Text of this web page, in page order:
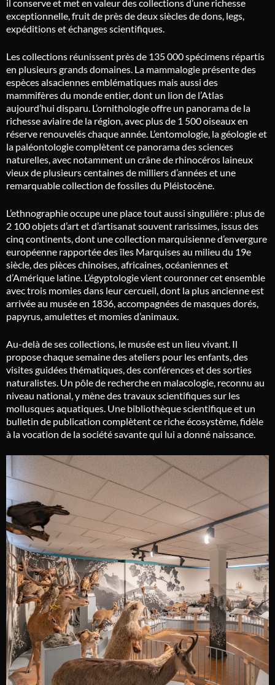
il conserve et met en valeur des collections d’une richesse
exceptionnelle, fruit de près de deux siècles de dons, legs,
expéditions et échanges scientifiques.
Les collections réunissent près de 135 000 spécimens répartis
en plusieurs grands domaines. La mammalogie présente des
espèces alsaciennes emblématiques mais aussi des
mammifères du monde entier, dont un lion de l’Atlas
aujourd’hui disparu. L’ornithologie offre un panorama de la
richesse aviaire de la région, avec plus de 1 500 oiseaux en
réserve renouvelés chaque année. L’entomologie, la géologie et
la paléontologie complètent ce panorama des sciences
naturelles, avec notamment un crâne de rhinocéros laineux
vieux de plusieurs centaines de milliers d’années et une
remarquable collection de fossiles du Pléistocène.
L’ethnographie occupe une place tout aussi singulière : plus de
2 100 objets d’art et d’artisanat souvent rarissimes, issus des
cinq continents, dont une collection marquisienne d’envergure
européenne rapportée des îles Marquises au milieu du 19e
siècle, des pièces chinoises, africaines, océaniennes et
d’Amérique latine. L’égyptologie vient couronner cet ensemble
avec trois momies dans leur cercueil, dont la plus ancienne est
arrivée au musée en 1836, accompagnées de masques dorés,
papyrus, amulettes et momies d’animaux.
Au-delà de ses collections, le musée est un lieu vivant. Il
propose chaque semaine des ateliers pour les enfants, des
visites guidées thématiques, des conférences et des sorties
naturalistes. Un pôle de recherche en malacologie, reconnu au
niveau national, y mène des travaux scientifiques sur les
mollusques aquatiques. Une bibliothèque scientifique et un
bulletin de publication complètent ce riche écosystème, fidèle
à la vocation de la société savante qui lui a donné naissance.